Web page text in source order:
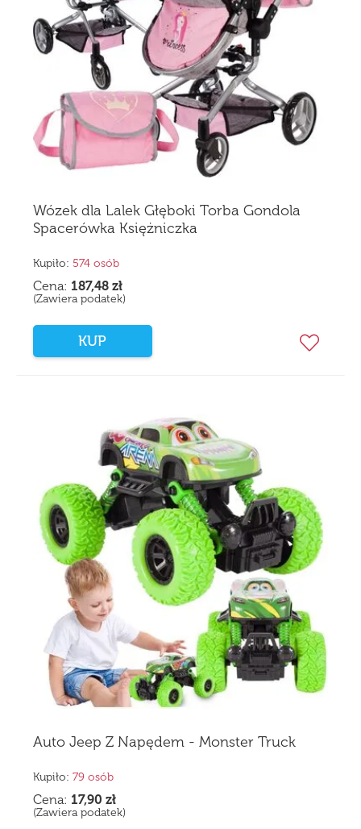
Wózek dla Lalek Głęboki Torba Gondola
Spacerówka Księżniczka
Kupiło: 574 osób
Cena: 187,48 zł
(Zawiera podatek)
KUP
Auto Jeep Z Napędem - Monster Truck
Kupiło: 79 osób
Cena: 17,90 zł
(Zawiera podatek)